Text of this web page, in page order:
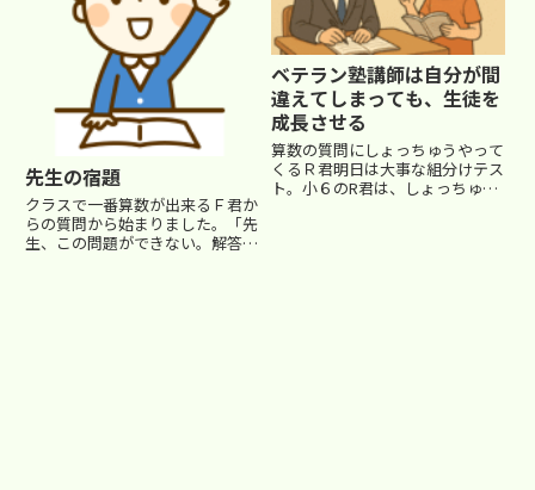
先生の宿題
クラスで一番算数が出来るＦ君か
らの質問から始まりました。「先
生、この問題ができない。解答と
ベテラン塾講師は自分が間
違えてしまっても、生徒を
成長させる
算数の質問にしょっちゅうやって
くるＲ君明日は大事な組分けテス
ト。小６のR君は、しょっちゅう